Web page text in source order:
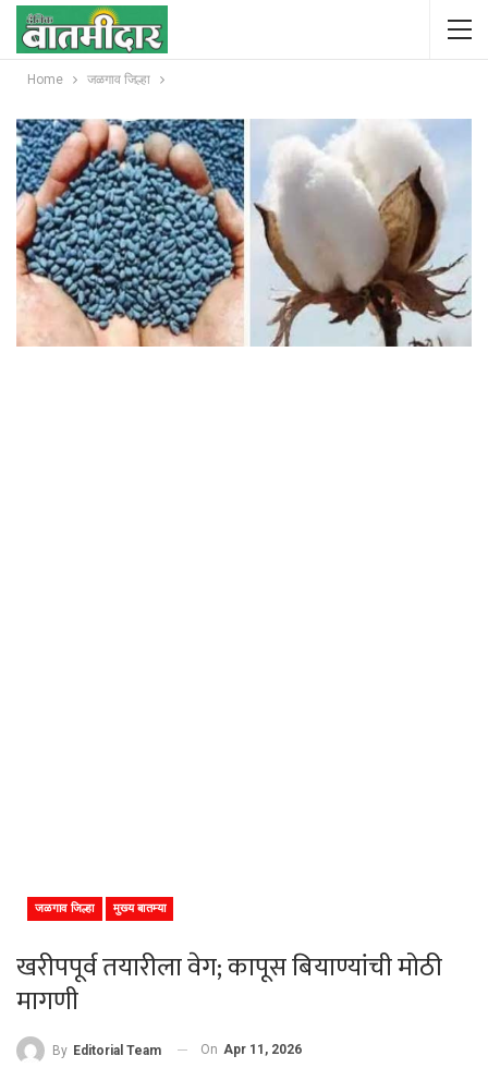
Home जळगाव जिल्हा
जळगाव जिल्हा मुख्य बातम्या
खरीपपूर्व तयारीला वेग; कापूस बियाण्यांची मोठी
मागणी
By Editorial Team On Apr 11, 2026